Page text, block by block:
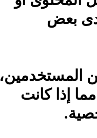
بعض
المستخدمين،
إذا كانت